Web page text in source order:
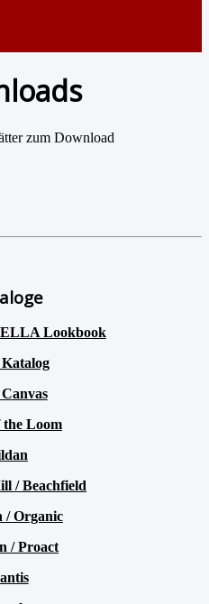
zum Download
Lookbook
Loom
/ Beachfield
/ Organic
/ Proact